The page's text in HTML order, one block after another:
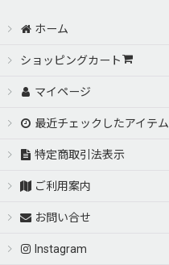
ホーム
ショッピングカート
マイページ
最近チェックしたアイテム
特定商取引法表示
ご利用案内
お問い合せ
Instagram